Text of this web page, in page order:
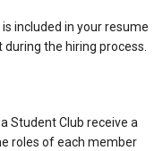
included in your resume
the hiring process.
Student Club receive a
roles of each member